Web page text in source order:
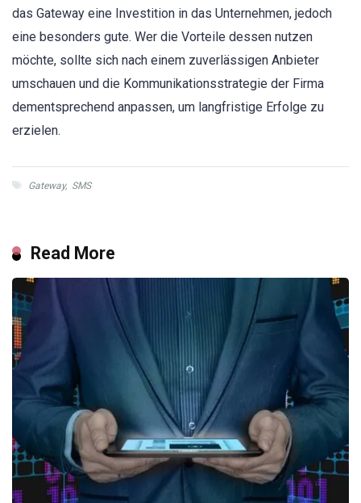
das Gateway eine Investition in das Unternehmen, jedoch
eine besonders gute. Wer die Vorteile dessen nutzen
möchte, sollte sich nach einem zuverlässigen Anbieter
umschauen und die Kommunikationsstrategie der Firma
dementsprechend anpassen, um langfristige Erfolge zu
erzielen.
Gateway, SMS
Read More